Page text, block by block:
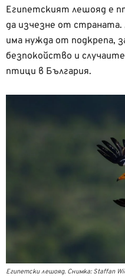
Египетският лешояд е
да изчезне от
има нужда от подкрепа,
безпокойство и
птици в България.
Египетски лешояд. Снимка: Staffan